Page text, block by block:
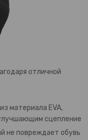
отличной
материала EVA,
сцепление
не повреждает обувь